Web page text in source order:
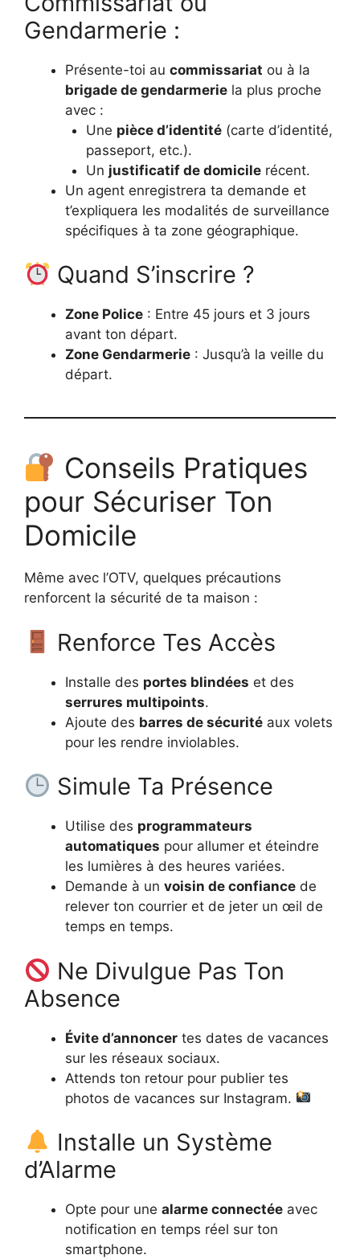
Gendarmerie :
Présente-toi au commissariat ou à la
brigade de gendarmerie la plus proche
avec :
Une pièce d’identité(carte d’identité,
passeport, etc.).
Un justificatif de domicilerécent.
Un agent enregistrera ta demande et
t’expliquera les modalités de surveillance
spécifiques à ta zone géographique.
Quand S’inscrire ?
Zone Police : Entre 45 jours et 3 jours
avant ton départ.
Zone Gendarmerie : Jusqu’à la veille du
départ.
Conseils Pratiques
pour Sécuriser Ton
Domicile
Même avec l’OTV, quelques précautions
renforcent la sécurité de ta maison :
Renforce Tes Accès
Installe des portes blindées et des
serrures multipoints.
Ajoute des barres de sécurité aux volets
pour les rendre inviolables.
Simule Ta Présence
Utilise des programmateurs
automatiques pour allumer et éteindre
les lumières à des heures variées.
Demande à un voisin de confiance de
relever ton courrier et de jeter un œil de
temps en temps.
Ne Divulgue Pas Ton
Absence
Évite d’annoncer tes dates de vacances
sur les réseaux sociaux.
Attends ton retour pour publier tes
photos de vacances sur Instagram.
Installe un Système
d’Alarme
Opte pour une alarme connectée avec
notification en temps réel sur ton
smartphone.